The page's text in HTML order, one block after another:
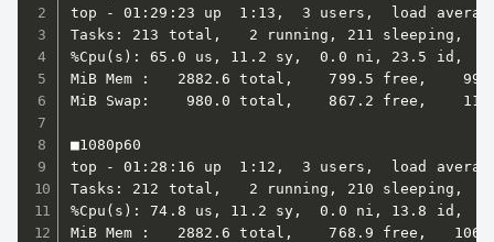
top - 01:29:23 up  1:13,  3 users,  load
Tasks: 213 total,   2 running, 211 sleeping,
%Cpu(s): 65.0 us, 11.2 sy,  0.0 ni, 23.5 id,
MiB Mem :   2882.6 total,    799.5 free,
MiB Swap:    980.0 total,    867.2 free,
■1080p60
top - 01:28:16 up  1:12,  3 users,  load
Tasks: 212 total,   2 running, 210 sleeping,
%Cpu(s): 74.8 us, 11.2 sy,  0.0 ni, 13.8 id,
MiB Mem :   2882.6 total,    768.9 free,